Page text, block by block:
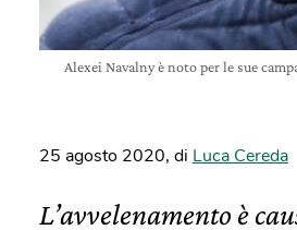
Alexei Navalny è noto per le sue
25 agosto 2020, di Luca Cereda
L’avvelenamento è